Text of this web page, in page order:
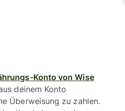
Konto von Wise
deinem Konto
Überweisung zu zahlen.